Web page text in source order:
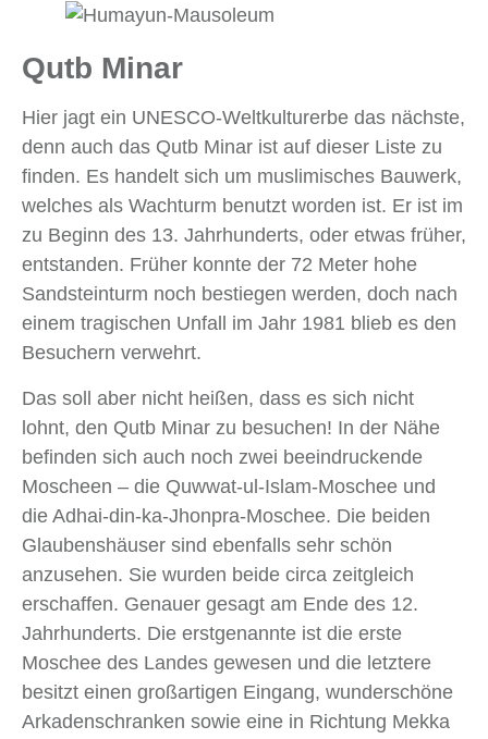
Qutb Minar
Hier jagt ein UNESCO-Weltkulturerbe das nächste,
denn auch das Qutb Minar ist auf dieser Liste zu
finden. Es handelt sich um muslimisches Bauwerk,
welches als Wachturm benutzt worden ist. Er ist im
zu Beginn des 13. Jahrhunderts, oder etwas früher,
entstanden. Früher konnte der 72 Meter hohe
Sandsteinturm noch bestiegen werden, doch nach
einem tragischen Unfall im Jahr 1981 blieb es den
Besuchern verwehrt.
Das soll aber nicht heißen, dass es sich nicht
lohnt, den Qutb Minar zu besuchen! In der Nähe
befinden sich auch noch zwei beeindruckende
Moscheen – die Quwwat-ul-Islam-Moschee und
die Adhai-din-ka-Jhonpra-Moschee. Die beiden
Glaubenshäuser sind ebenfalls sehr schön
anzusehen. Sie wurden beide circa zeitgleich
erschaffen. Genauer gesagt am Ende des 12.
Jahrhunderts. Die erstgenannte ist die erste
Moschee des Landes gewesen und die letztere
besitzt einen großartigen Eingang, wunderschöne
Arkadenschranken sowie eine in Richtung Mekka